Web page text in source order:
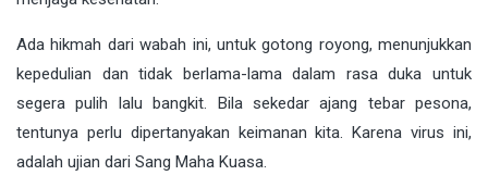
Ada hikmah dari wabah ini, untuk gotong royong, menunjukkan
kepedulian dan tidak berlama-lama dalam rasa duka untuk
segera pulih lalu bangkit. Bila sekedar ajang tebar pesona,
tentunya perlu dipertanyakan keimanan kita. Karena virus ini,
adalah ujian dari Sang Maha Kuasa.